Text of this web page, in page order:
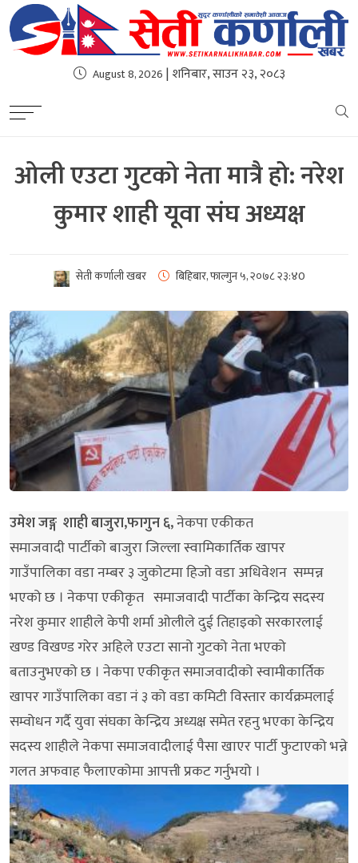
August 8, 2026 | शनिबार, साउन २३, २०८३
ओली एउटा गुटको नेता मात्रै हो: नरेश
कुमार शाही यूवा संघ अध्यक्ष
सेती कर्णाली खबर बिहिबार, फाल्गुन ५, २०७८२३:४0
उमेश जङ्ग शाही बाजुरा,फागुन ६,नेकपा एकीकत
समाजवादी पार्टीको बाजुरा जिल्ला स्वामिकार्तिक खापर
गाउँपालिका वडा नम्बर ३ जुकोटमा हिजो वडा अधिवेशन सम्पन्न
भएको छ । नेकपा एकीकृत समाजवादी पार्टीका केन्द्रिय सदस्य
नरेश कुमार शाहीले केपी शर्मा ओलीले दुई तिहाइको सरकारलाई
खण्ड विखण्ड गरेर अहिले एउटा सानो गुटको नेता भएको
बताउनुभएको छ । नेकपा एकीकृत समाजवादीको स्वामीकार्तिक
खापर गाउँपालिका वडा नं ३ को वडा कमिटी विस्तार कार्यक्रमलाई
सम्वोधन गर्दै युवा संघका केन्द्रिय अध्यक्ष समेत रहनु भएका केन्द्रिय
सदस्य शाहीले नेकपा समाजवादीलाई पैसा खाएर पार्टी फुटाएको भन्ने
गलत अफवाह फैलाएकोमा आपत्ती प्रकट गर्नुभयो ।